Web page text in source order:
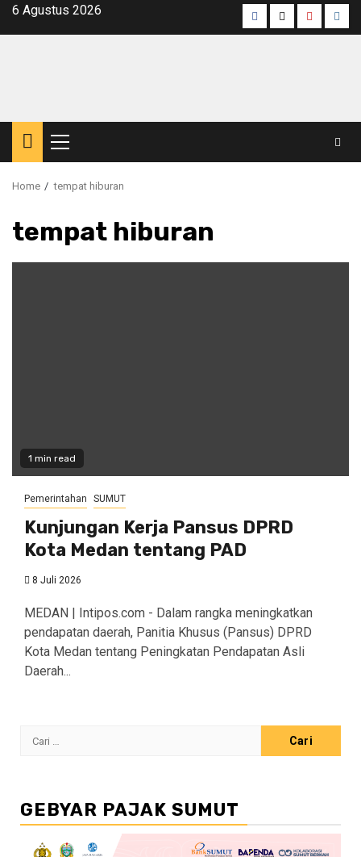
Skip6 Agustus 2026 Facebook
TwitterYoutube
Primary
Menu
Home tempat hiburan
tempat hiburan
1 min read
Pemerintahan SUMUT
Kunjungan Kerja Pansus DPRD
Kota Medan tentang PAD
8 Juli 2026
MEDAN | Intipos.com - Dalam rangka meningkatkan
pendapatan daerah, Panitia Khusus (Pansus) DPRD
Kota Medan tentang Peningkatan Pendapatan Asli
Daerah...
Cari
GEBYAR PAJAK SUMUT